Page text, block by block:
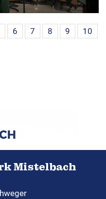
6 7 8 9
10
Mistelbach